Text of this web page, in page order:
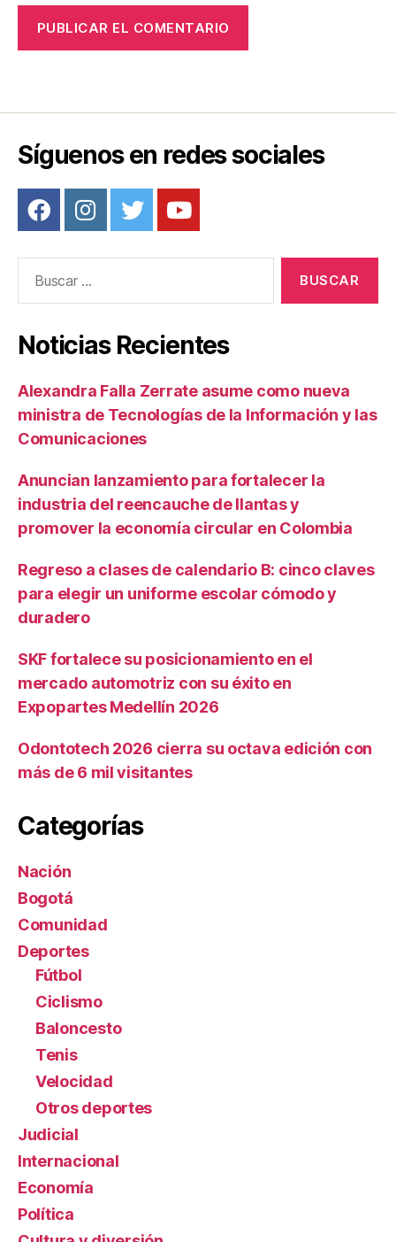
Síguenos en redes sociales
Noticias Recientes
Alexandra Falla Zerrate asume como nueva
ministra de Tecnologías de la Información y las
Comunicaciones
Anuncian lanzamiento para fortalecer la
industria del reencauche de llantas y
promover la economía circular en Colombia
Regreso a clases de calendario B: cinco claves
para elegir un uniforme escolar cómodo y
duradero
SKF fortalece su posicionamiento en el
mercado automotriz con su éxito en
Expopartes Medellín 2026
Odontotech 2026 cierra su octava edición con
más de 6 mil visitantes
Categorías
Nación
Bogotá
Comunidad
Deportes
Fútbol
Ciclismo
Baloncesto
Tenis
Velocidad
Otros deportes
Judicial
Internacional
Economía
Política